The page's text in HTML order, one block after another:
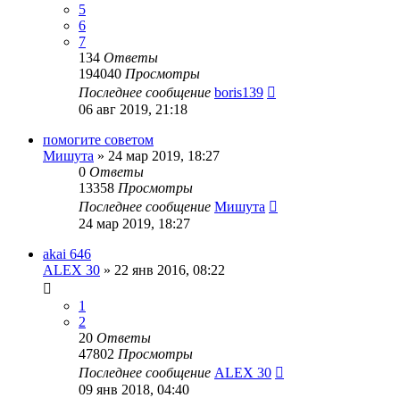
5
6
7
134 Ответы
194040 Просмотры
Последнее сообщение boris139
06 авг 2019, 21:18
помогите советом
Мишута » 24 мар 2019, 18:27
0 Ответы
13358 Просмотры
Последнее сообщение Мишута
24 мар 2019, 18:27
akai 646
ALEX 30 » 22 янв 2016, 08:22
1
2
20 Ответы
47802 Просмотры
Последнее сообщение ALEX 30
09 янв 2018, 04:40